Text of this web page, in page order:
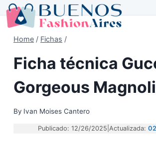
Skip
to
Home / Fichas /
Ficha técnica
Gorgeous
By Ivan Moises Cantero
Publicado: 12/26/2025 Actualizada: